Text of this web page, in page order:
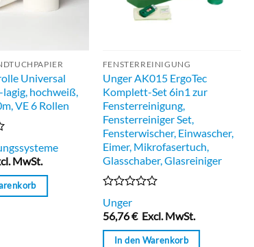
Universal
hochweiß,
VE 6 Rollen
MwSt.
FENSTERREINIGUNG
Unger AK015 ErgoTec
Komplett-Set 6in1 zur
Fensterreinigung,
Fensterreiniger Set,
Fensterwischer, Einwascher,
Eimer, Mikrofasertuch,
Glasschaber, Glasreiniger
Bewertet
mit
0
von
Unger
56,76€ Excl. MwSt.
In den Warenkorb